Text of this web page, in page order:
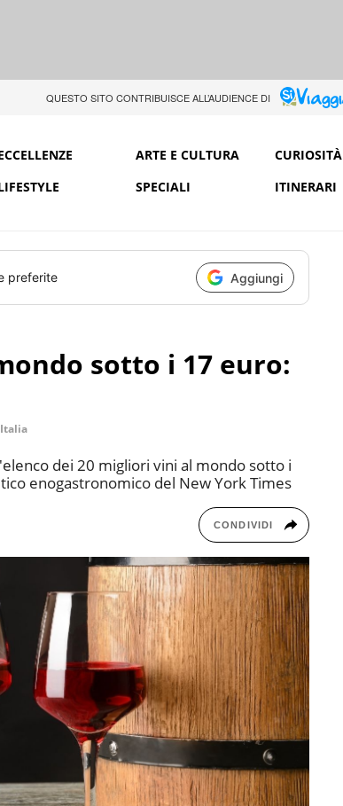
QUESTO SITO CONTRIBUISCE ALL’AUDIENCE DI
ARTE E CULTURA CURIOSITÀ
SPECIALI ITINERARI
preferite Aggiungi
sotto i 17 euro:
Italia
dei 20 migliori vini al mondo sotto i
enogastronomico del New York Times
CONDIVIDI